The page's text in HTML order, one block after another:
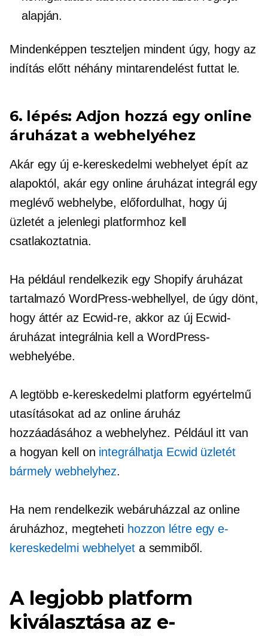
alapján.
Mindenképpen teszteljen mindent úgy, hogy az
indítás előtt néhány mintarendelést futtat le.
6. lépés: Adjon hozzá egy online
áruházat a webhelyéhez
Akár egy új e-kereskedelmi webhelyet épít az
alapoktól, akár egy online áruházat integrál egy
meglévő webhelybe, előfordulhat, hogy új
üzletét a jelenlegi platformhoz kell
csatlakoztatnia.
Ha például rendelkezik egy Shopify áruházat
tartalmazó WordPress-webhellyel, de úgy dönt,
hogy áttér az Ecwid-re, akkor az új Ecwid-
áruházat integrálnia kell a WordPress-
webhelyébe.
A legtöbb e-kereskedelmi platform egyértelmű
utasításokat ad az online áruház
hozzáadásához a webhelyhez. Például itt van
a hogyan kellon integrálhatja Ecwid üzletét
bármely webhelyhez.
Ha nem rendelkezik webáruházzal az online
áruházhoz, megteheti hozzon létre egy e-
kereskedelmi webhelyeta semmiből.
A legjobb platform
kiválasztása az e-